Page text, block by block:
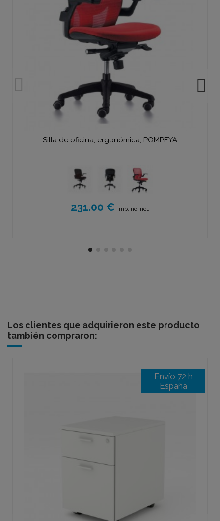
Silla de oficina, ergonómica, POMPEYA
231.00 € Imp. no incl.
Los clientes que adquirieron este producto
también compraron:
Envío 72 h
España